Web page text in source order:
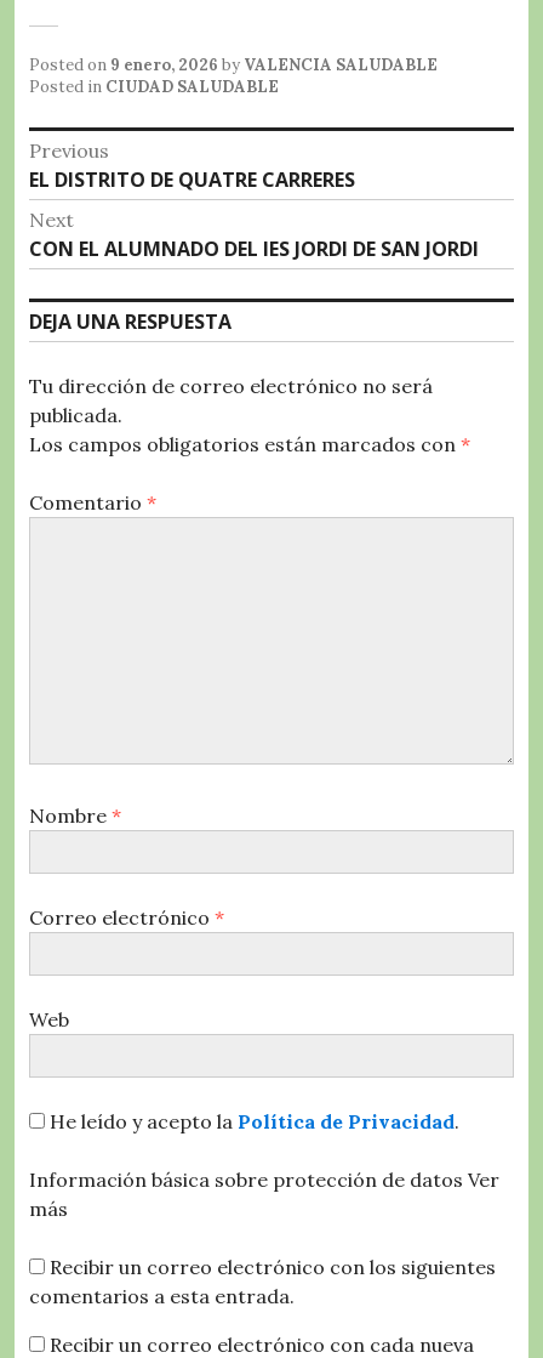
c
e
b
o
o
k
it
te
r
at
s
A
p
p
e
g
r
a
m
m
p
a
rt
ir
Posted on 9 enero, 2026 by VALENCIA SALUDABLE
Posted in CIUDAD SALUDABLE
Navegación
de
entradas
Previous
Previous
post:
EL DISTRITO DE QUATRE CARRERES
Next
Next
post:
CON EL ALUMNADO DEL IES JORDI DE SAN JORDI
DEJA UNA RESPUESTA
Tu dirección de correo electrónico no será
publicada.
Los campos obligatorios están marcados con *
Comentario *
Nombre *
Correo electrónico *
Web
He leído y acepto la Política de Privacidad.
Información básica sobre protección de datos Ver
más
Recibir un correo electrónico con los siguientes
comentarios a esta entrada.
Recibir un correo electrónico con cada nueva